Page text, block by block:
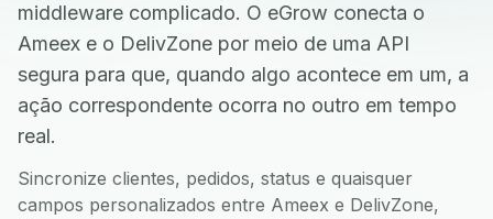
middleware complicado. O eGrow conecta o
Ameex e o DelivZone por meio de uma API
segura para que, quando algo acontece em um, a
ação correspondente ocorra no outro em tempo
real.
Sincronize clientes, pedidos, status e quaisquer
campos personalizados entre Ameex e DelivZone,